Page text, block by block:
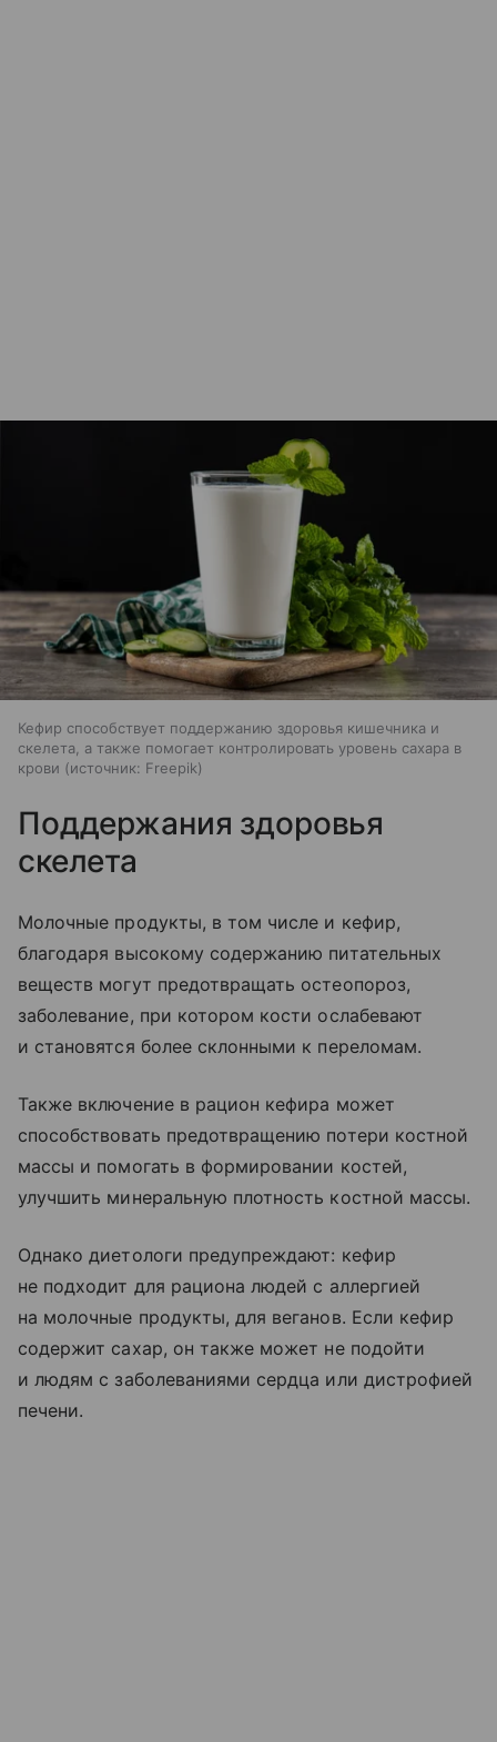
Кефир способствует поддержанию здоровья кишечника и
скелета, а также помогает контролировать уровень сахара в
крови
источник: Freepik
Поддержания здоровья
скелета
Молочные продукты, в том числе и кефир,
благодаря высокому содержанию питательных
веществ могут предотвращать остеопороз,
заболевание, при котором кости ослабевают
и становятся более склонными к переломам.
Также включение в рацион кефира может
способствовать предотвращению потери костной
массы и помогать в формировании костей,
улучшить минеральную плотность костной массы.
Однако диетологи предупреждают: кефир
не подходит для рациона людей с аллергией
на молочные продукты, для веганов. Если кефир
содержит сахар, он также может не подойти
и людям с заболеваниями сердца или дистрофией
печени.